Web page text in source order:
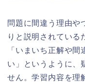
問題に間違う理由や
りと説明されている
「いまいち正解や
い」というように、
せん。学習内容を理